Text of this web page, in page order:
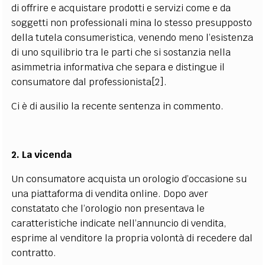
di offrire e acquistare prodotti e servizi come e da
soggetti non professionali mina lo stesso presupposto
della tutela consumeristica, venendo meno l’esistenza
di uno squilibrio tra le parti che si sostanzia nella
asimmetria informativa che separa e distingue il
consumatore dal professionista[2].
Ci è di ausilio la recente sentenza in commento.
2. La vicenda
Un consumatore acquista un orologio d’occasione su
una piattaforma di vendita online. Dopo aver
constatato che l’orologio non presentava le
caratteristiche indicate nell’annuncio di vendita,
esprime al venditore la propria volontà di recedere dal
contratto.